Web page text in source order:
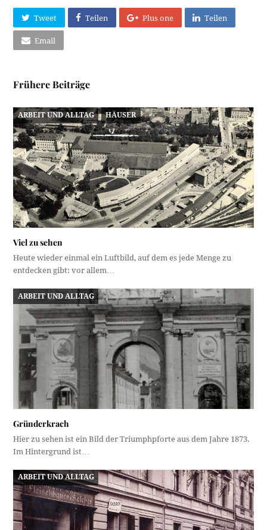
Tweet Teilen Plus one Teilen
Email
Frühere Beiträge
ARBEIT UND ALLTAG HÄUSER
Viel zu sehen
Heute wieder einmal ein Luftbild, auf dem es jede Menge zu
entdecken gibt: vor allem…
ARBEIT UND ALLTAG
Gründerkrach
Hier zu sehen ist ein Bild der Triumphpforte aus dem Jahre 1873.
Im Hintergrund ist…
ARBEIT UND ALLTAG